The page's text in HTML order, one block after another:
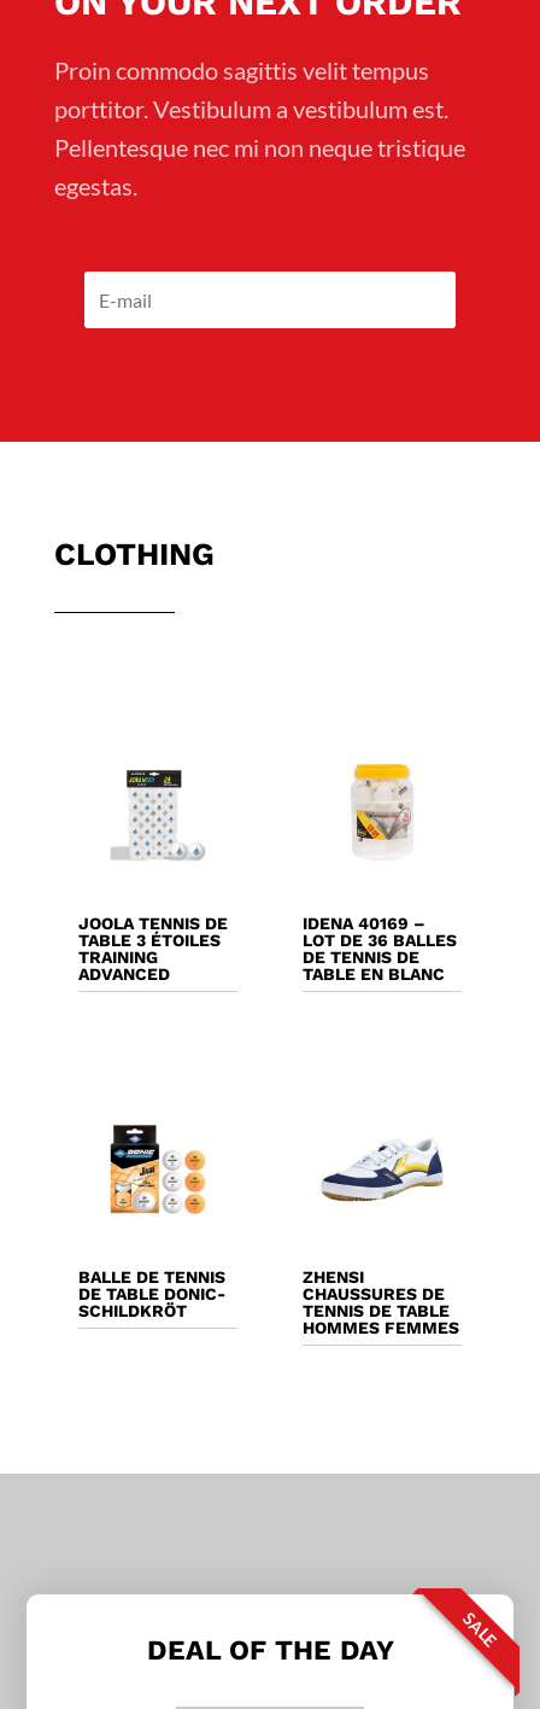
Proin commodo sagittis velit tempus
porttitor. Vestibulum a vestibulum est.
Pellentesque nec mi non neque tristique
egestas.
CLOTHING
JOOLA TENNIS DE
TABLE 3 ÉTOILES
TRAINING
ADVANCED
IDENA 40169 –
LOT DE 36 BALLES
DE TENNIS DE
TABLE EN BLANC
BALLE DE TENNIS
DE TABLE DONIC-
SCHILDKRÖT
ZHENSI
CHAUSSURES DE
TENNIS DE TABLE
HOMMES FEMMES
SALE
DEAL OF THE DAY